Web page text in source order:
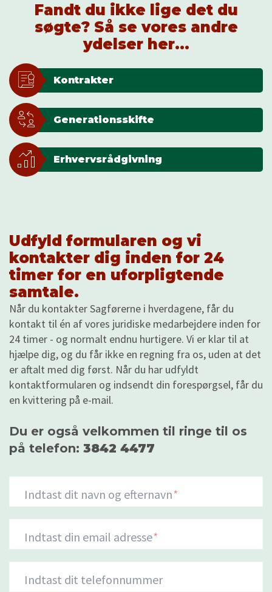
Fandt du ikke lige det du
søgte? Så se vores andre
ydelser her...
Kontrakter
Generationsskifte
Erhvervsrådgivning
Udfyld formularen og vi
kontakter dig inden for 24
timer for en uforpligtende
samtale.
Når du kontakter Sagførerne i hverdagene, får du
kontakt til én af vores juridiske medarbejdere inden for
24 timer - og normalt endnu hurtigere. Vi er klar til at
hjælpe dig, og du får ikke en regning fra os, uden at det
er aftalt med dig først. Når du har udfyldt
kontaktformularen og indsendt din forespørgsel, får du
en kvittering på e-mail.
Du er også velkommen til ringe til os
på telefon: 3842 4477
Indtast dit navn og efternavn*
Indtast din email adresse*
Indtast dit telefonnummer